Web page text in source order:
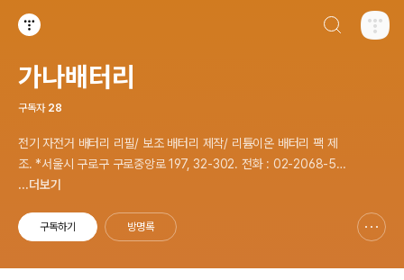
가나배터리
구독자 28
전기 자전거 배터리 리필/ 보조 배터리 제작/ 리튬이온 배터리 팩 제
조. *서울시 구로구 구로중앙로 197, 32-302. 전화 : 02-2068-53
37, 문자 : 010-8940-9208
...더보기
구독하기 방명록